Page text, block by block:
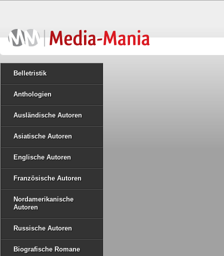
Belletristik
Anthologien
Ausländische Autoren
Asiatische Autoren
Englische Autoren
Französische Autoren
Nordamerikanische
Autoren
Russische Autoren
Biografische Romane